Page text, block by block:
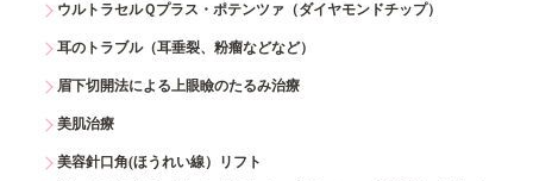
ウルトラセルＱプラス・ポテンツァ（ダイヤモンドチップ）
耳のトラブル（耳垂裂、粉瘤などなど）
眉下切開法による上眼瞼のたるみ治療
美肌治療
美容針口角(ほうれい線）リフト